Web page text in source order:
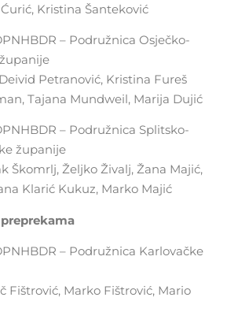
Kristina Šanteković
– Podružnica Osječko-
Petranović, Kristina Fureš
Tajana Mundweil, Marija Dujić
– Podružnica Splitsko-
županije
Škomrlj, Željko Živalj, Žana Majić,
Klarić Kukuz, Marko Majić
– Podružnica Karlovačke
Fištrović, Marko Fištrović, Mario